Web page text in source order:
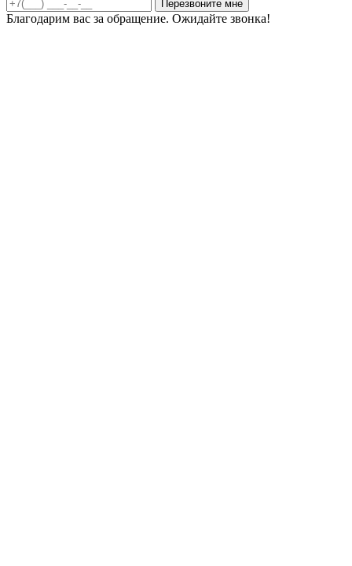
Благодарим вас за обращение. Ожидайте звонка!